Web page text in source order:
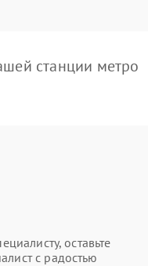
станции метро
оставьте
с радостью